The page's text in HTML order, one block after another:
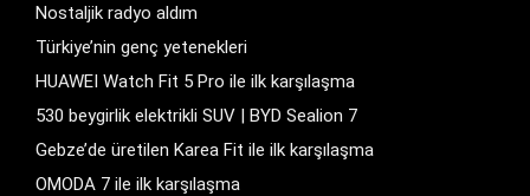
Nostaljik radyo aldım
Türkiye’nin genç yetenekleri
HUAWEI Watch Fit 5 Pro ile ilk karşılaşma
530 beygirlik elektrikli SUV | BYD Sealion 7
Gebze’de üretilen Karea Fit ile ilk karşılaşma
OMODA 7 ile ilk karşılaşma